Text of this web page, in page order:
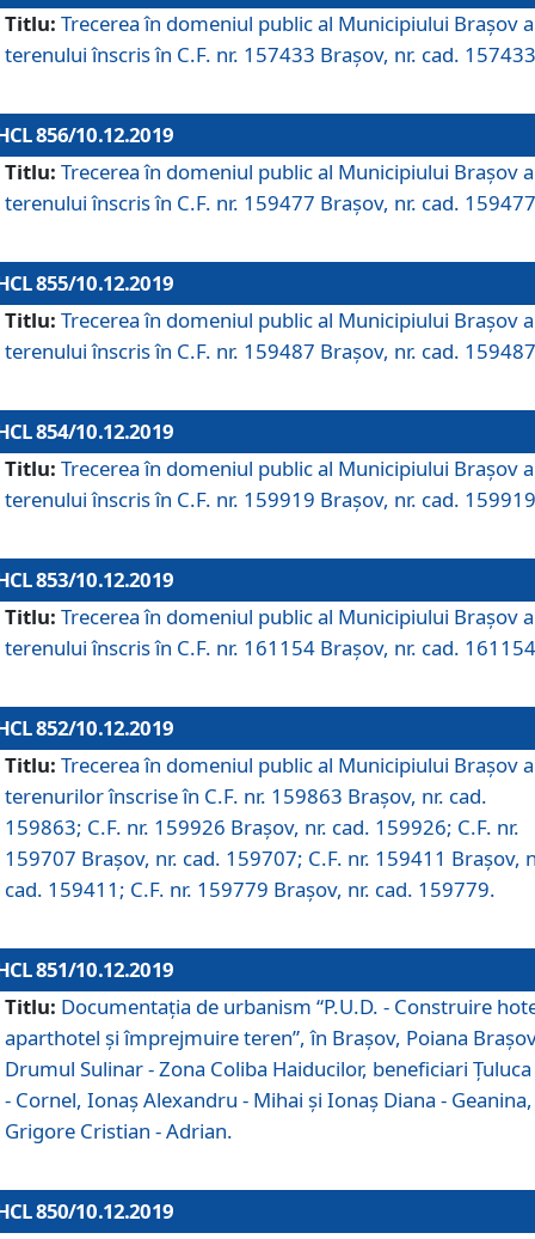
Titlu: Trecerea în domeniul public al Municipiului Braşov a
terenului înscris în C.F. nr. 157433 Brașov, nr. cad.
856/10.12.2019
Titlu: Trecerea în domeniul public al Municipiului Braşov a
terenului înscris în C.F. nr. 159477 Brașov, nr. cad.
855/10.12.2019
Titlu: Trecerea în domeniul public al Municipiului Braşov a
terenului înscris în C.F. nr. 159487 Brașov, nr. cad.
854/10.12.2019
Titlu: Trecerea în domeniul public al Municipiului Braşov a
terenului înscris în C.F. nr. 159919 Brașov, nr. cad.
853/10.12.2019
Titlu: Trecerea în domeniul public al Municipiului Braşov a
terenului înscris în C.F. nr. 161154 Brașov, nr. cad.
852/10.12.2019
Titlu: Trecerea în domeniul public al Municipiului Braşov a
terenurilor înscrise în C.F. nr. 159863 Brașov, nr. cad.
159863; C.F. nr. 159926 Brașov, nr. cad. 159926; C.F. nr.
159707 Brașov, nr. cad. 159707; C.F. nr. 159411 Brașov,
cad. 159411; C.F. nr. 159779 Brașov, nr. cad. 159779.
851/10.12.2019
Titlu: Documentaţia de urbanism “P.U.D. - Construire
aparthotel şi împrejmuire teren”, în Braşov, Poiana
Drumul Sulinar - Zona Coliba Haiducilor, beneficiari
- Cornel, Ionaş Alexandru - Mihai şi Ionaş Diana - Geanina,
Grigore Cristian - Adrian.
850/10.12.2019